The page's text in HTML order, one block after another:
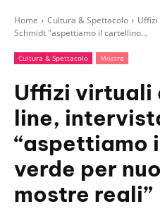
Home Cultura & Spettacolo
Uffizi
Schmidt "aspettiamo il cartellino...
Cultura & Spettacolo Mostre
Uffizi virtuali
line,
“aspettiamo
verde per
mostre reali”